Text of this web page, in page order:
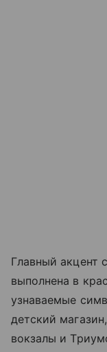
Главный акцент
выполнена в
узнаваемые
детский
вокзалы и